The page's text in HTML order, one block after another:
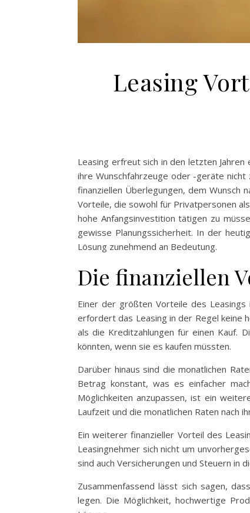
Leasing
Leasing erfreut sich in den letzten
ihre Wunschfahrzeuge oder -geräte
finanziellen Überlegungen, dem Wunsch
Vorteile, die sowohl für Privatpersonen
hohe Anfangsinvestition tätigen zu
gewisse Planungssicherheit. In der
Lösung zunehmend an Bedeutung.
Die finanziellen
Einer der größten Vorteile des
erfordert das Leasing in der Regel keine
als die Kreditzahlungen für einen Kauf.
könnten, wenn sie es kaufen müssten.
Darüber hinaus sind die monatlichen
Betrag konstant, was es einfacher
Möglichkeiten anzupassen, ist ein
Laufzeit und die monatlichen Raten nach
Ein weiterer finanzieller Vorteil des
Leasingnehmer sich nicht um
sind auch Versicherungen und Steuern in
Zusammenfassend lässt sich sagen,
legen. Die Möglichkeit, hochwertige